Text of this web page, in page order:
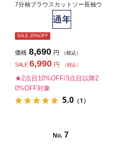
7分袖ブラウスカットソー長袖ウ
ォッシャブル通年【レディース】
SALE 20%OFF
価格 8,690 円 （税込）
SALE 6,990 円 （税込）
★2点目10%OFF/3点目以降2
0%OFF対象
5.0 （1）
No. 7